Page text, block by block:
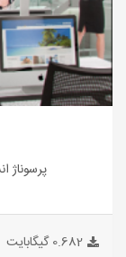
0.682 گیگابایت